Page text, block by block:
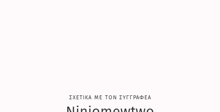
σχετικα με τον συγγραφεα